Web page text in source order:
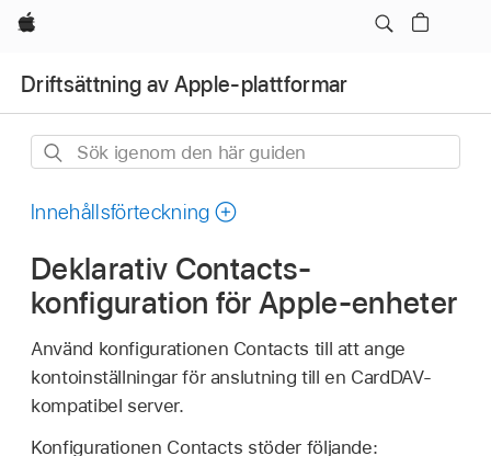
Apple
Driftsättning av Apple-plattformar
Sök
den
guiden
Innehållsförteckning
Deklarativ Contacts-
konfiguration för Apple-enheter
Använd konfigurationen Contacts till att ange
kontoinställningar för anslutning till en CardDAV-
kompatibel server.
Konfigurationen Contacts stöder följande: